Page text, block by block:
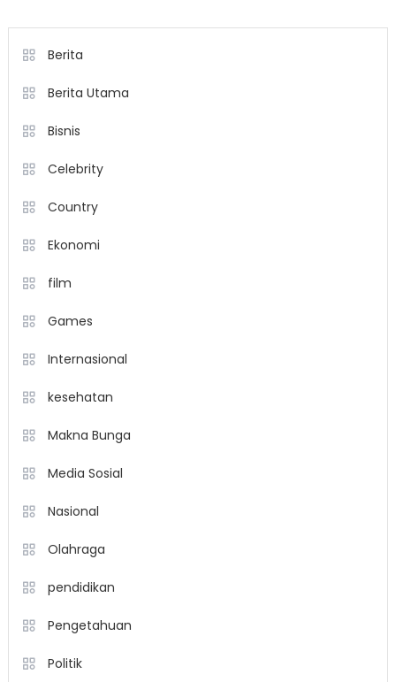
Berita
Berita Utama
Bisnis
Celebrity
Country
Ekonomi
film
Games
Internasional
kesehatan
Makna Bunga
Media Sosial
Nasional
Olahraga
pendidikan
Pengetahuan
Politik